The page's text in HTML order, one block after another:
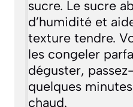
sucre. Le sucre
d’humidité et
texture tendre.
les congeler
déguster,
quelques
chaud.